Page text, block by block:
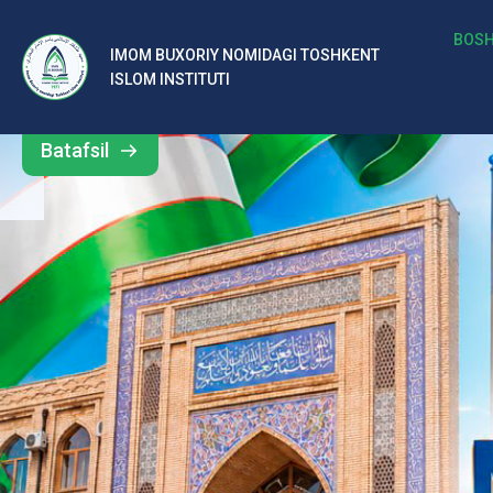
IMOM BUXORIY NOMIDAGI TOSHKENT
ISLOM INSTITUTI
b
al
ar
o‘
rt
a
si
d
Barcha
yangiliklar
Batafsil